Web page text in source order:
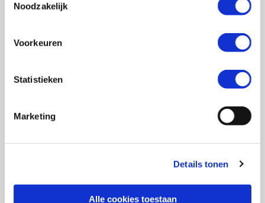
Noodzakelijk
Voorkeuren
Statistieken
Marketing
Details tonen
Alle cookies toestaan
voor mensen met chronische darmziektes zoals de ziekte
van Crohn, colitis ulcerosa en microscopische colitis.
Deze ontstekingsziektes noemt men ook wel
Inflammatory Bowel Disease (IBD). Crohn & Colitis NL zet
zich al sinds 1979 in om de belangen van mensen met
IBD te behartigen. Evenals de belangen van mensen met
short bowel/darmfalen.